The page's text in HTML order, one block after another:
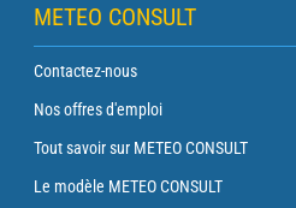
METEO CONSULT
Contactez-nous
Nos offres d'emploi
Tout savoir sur METEO CONSULT
Le modèle METEO CONSULT